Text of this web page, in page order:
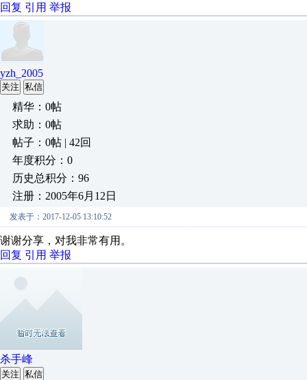
回复 引用 举报
yzh_2005
关注 私信
精华：0帖
求助：0帖
帖子：0帖 | 42回
年度积分：0
历史总积分：96
注册：2005年6月12日
发表于：2017-12-05 13:10:52
谢谢分享，对我非常有用。
回复 引用 举报
杀手峰
关注 私信